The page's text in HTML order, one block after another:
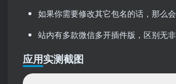
如果你需要修改其它包名的话，那么
站内有多款微信多开插件版，区别无
应用实测截图